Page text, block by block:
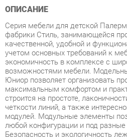
фабрики Стиль, занимающейся
качественной, удобной и
учетом основных требований к
экономичность в комплексе с
возможностями мебели.
Юниор позволяет организовать
максимальным комфортом и
строится на простоте,
четкости линий, а также
модулей. Модульные элементы
любой конфигурации и под разные
Безопасность и экологичность
линеек фабрики Стиль. Нежная
вставки на фасадах, классический
подобранная фурнитура все это